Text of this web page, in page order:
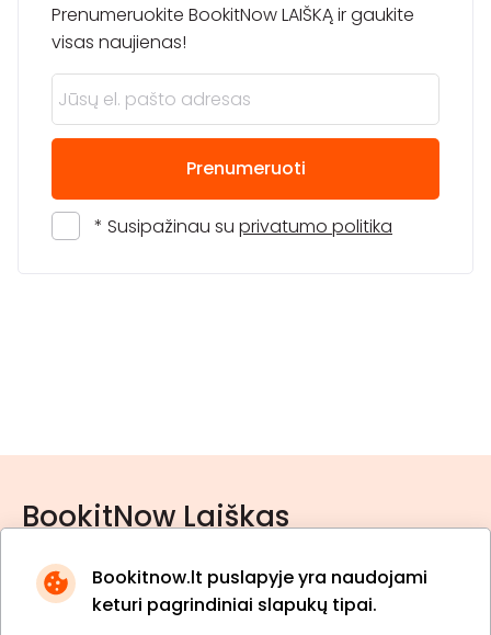
Bookitnow.lt puslapyje yra naudojami
keturi pagrindiniai slapukų tipai.
Prenumeruokite BookitNow LAIŠKĄ ir gaukite
visas naujienas!
Prenumeruoti
* Susipažinau su privatumo politika
BookitNow Laiškas